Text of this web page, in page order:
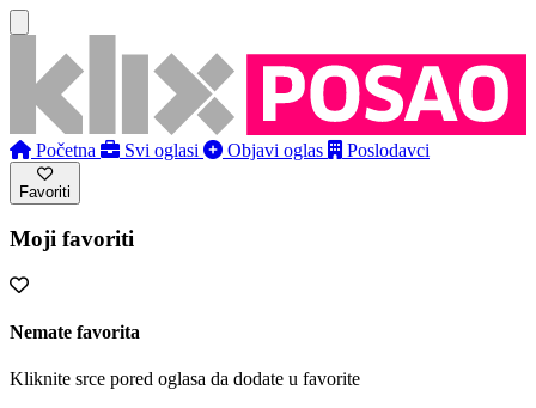
Početna Svi oglasi Objavi oglas Poslodavci
Favoriti
Moji favoriti
Nemate favorita
Kliknite srce pored oglasa da dodate u favorite